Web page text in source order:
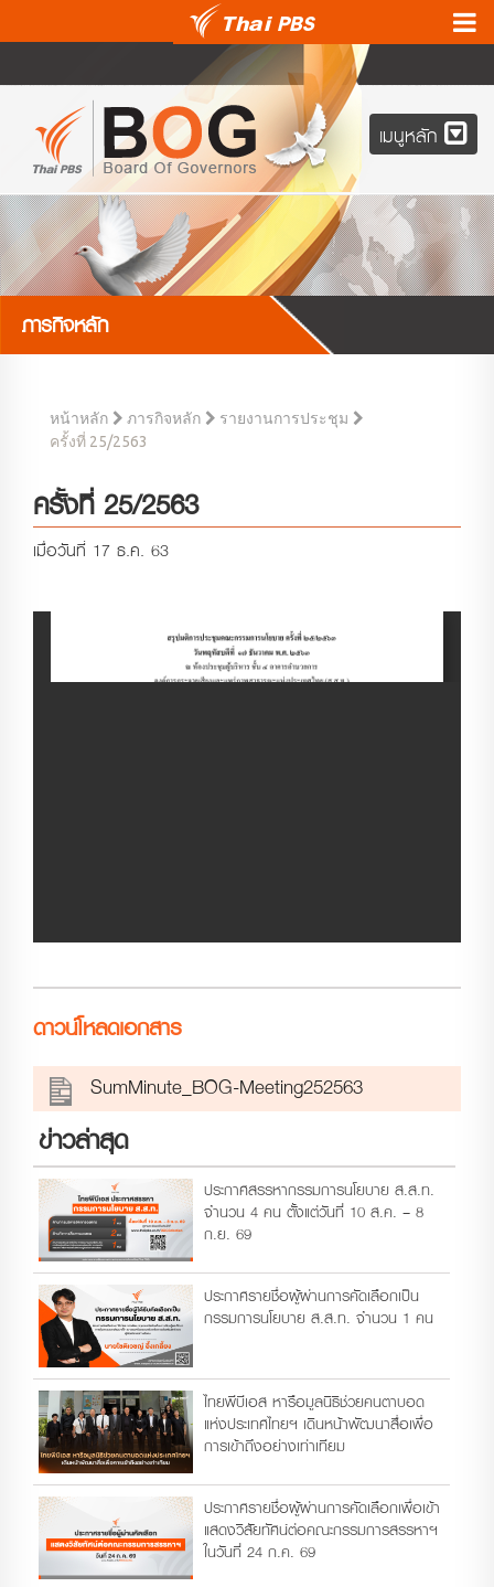
เมนูหลัก
ภารกิจหลัก
หน้าหลัก ภารกิจหลัก รายงานการประชุม
ครั้งที่ 25/2563
ครั้งที่ 25/2563
เมื่อวันที่ 17 ธ.ค. 63
ดาวน์โหลดเอกสาร
SumMinute_BOG-Meeting252563
ข่าวล่าสุด
ประกาศสรรหากรรมการนโยบาย ส.ส.ท.
จำนวน 4 คน ตั้งแต่วันที่ 10 ส.ค. – 8
ก.ย. 69
ประกาศรายชื่อผู้ผ่านการคัดเลือกเป็น
กรรมการนโยบาย ส.ส.ท. จำนวน 1 คน
ไทยพีบีเอส หารือมูลนิธิช่วยคนตาบอด
แห่งประเทศไทยฯ เดินหน้าพัฒนาสื่อเพื่อ
การเข้าถึงอย่างเท่าเทียม
ประกาศรายชื่อผู้ผ่านการคัดเลือกเพื่อเข้า
แสดงวิสัยทัศน์ต่อคณะกรรมการสรรหาฯ
ในวันที่ 24 ก.ค. 69